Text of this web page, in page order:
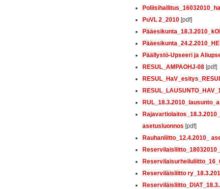
PuVL 2_2010 [pdf]
Päällystö-Upseeri ja
RESUL_AMPAOHJ-08 [pdf]
asetusluonnos [pdf]
Rauhanliitto_12.4.2010_
Reserviläisliitto